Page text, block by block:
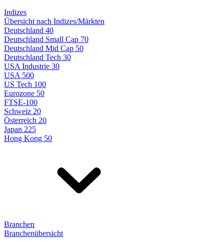
Indizes
Übersicht nach Indizes/Märkten
Deutschland 40
Deutschland Small Cap 70
Deutschland Mid Cap 50
Deutschland Tech 30
USA Industrie 30
USA 500
US Tech 100
Eurozone 50
FTSE-100
Schweiz 20
Österreich 20
Japan 225
Hong Kong 50
Branchen
Branchenübersicht